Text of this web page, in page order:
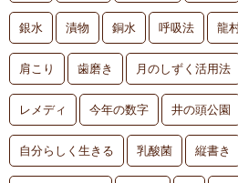
銀水 漬物 銅水 呼吸法 龍
肩こり 歯磨き 月のしずく活用法
レメディ 今年の数字 井の頭公園
自分らしく生きる 乳酸菌 縦書き